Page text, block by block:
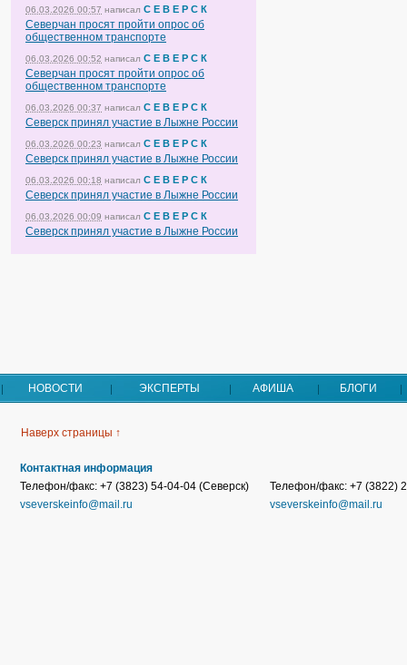
06.03.2026 00:57 написал С Е В Е Р С К
Северчан просят пройти опрос об
общественном транспорте
06.03.2026 00:52 написал С Е В Е Р С К
Северчан просят пройти опрос об
общественном транспорте
06.03.2026 00:37 написал С Е В Е Р С К
Северск принял участие в Лыжне России
06.03.2026 00:23 написал С Е В Е Р С К
Северск принял участие в Лыжне России
06.03.2026 00:18 написал С Е В Е Р С К
Северск принял участие в Лыжне России
06.03.2026 00:09 написал С Е В Е Р С К
Северск принял участие в Лыжне России
НОВОСТИ ЭКСПЕРТЫ АФИША БЛОГИ
Наверх страницы ↑
Контактная информация
Телефон/факс: +7 (3823) 54-04-04 (Северск)
vseverskeinfo@mail.ru
Телефон/факс: +7 (3822)
vseverskeinfo@mail.ru